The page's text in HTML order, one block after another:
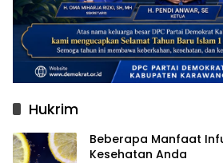
Hukrim
Beberapa Manfaat
Kesehatan Anda